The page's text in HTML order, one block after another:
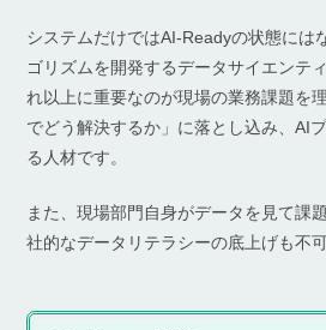
システムだけではAI-Readyの状態には
ゴリズムを開発するデータサイエンテ
れ以上に重要なのが現場の業務課題を
でどう解決するか」に落とし込み、AI
る人材です。
また、現場部門自身がデータを見て課
社的なデータリテラシーの底上げも不